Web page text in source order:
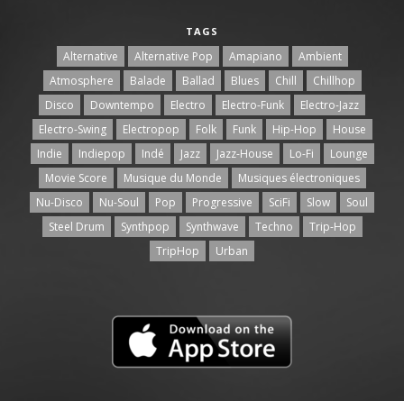
TAGS
Alternative Alternative Pop Amapiano
Ambient
Atmosphere
Balade Ballad Blues Chill
Chillhop
Disco
Downtempo Electro Electro-Funk
Electro-Jazz
Electro-Swing
Electropop Folk Funk Hip-Hop
House
Indie
Indiepop Indé Jazz Jazz-House Lo-Fi
Lounge
Movie Score
Musique du Monde
Musiques électroniques
Nu-Disco
Nu-Soul Pop Progressive SciFi Slow
Soul
Steel Drum
Synthpop Synthwave Techno
Trip-Hop
TripHop
Urban